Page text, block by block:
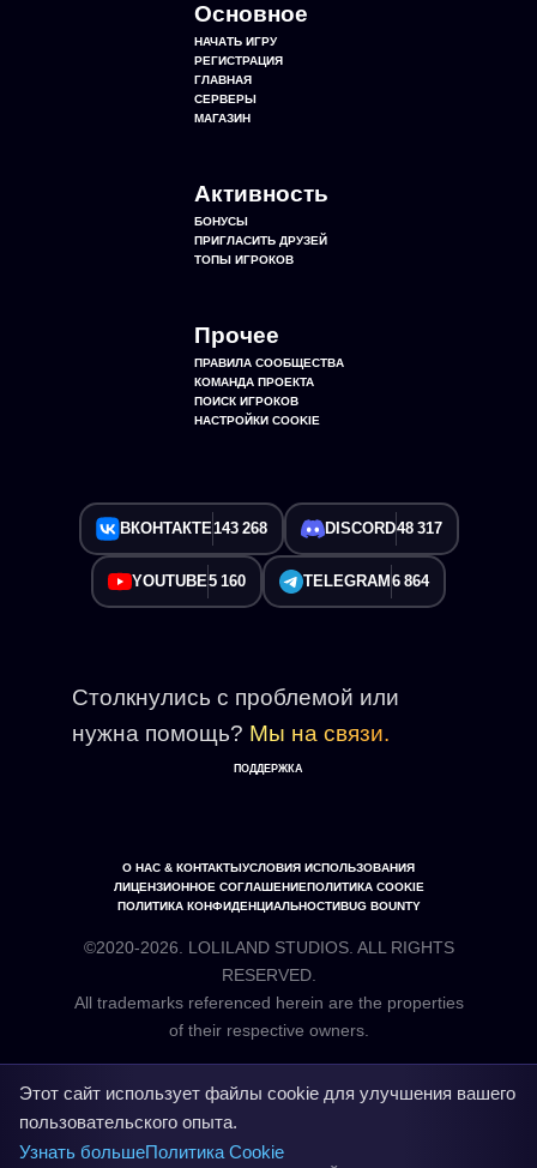
Основное
НАЧАТЬ ИГРУ
РЕГИСТРАЦИЯ
ГЛАВНАЯ
СЕРВЕРЫ
МАГАЗИН
Активность
БОНУСЫ
ПРИГЛАСИТЬ ДРУЗЕЙ
ТОПЫ ИГРОКОВ
Прочее
ПРАВИЛА СООБЩЕСТВА
КОМАНДА ПРОЕКТА
ПОИСК ИГРОКОВ
НАСТРОЙКИ COOKIE
ВКОНТАКТЕ143 268 DISCORD48 317
YOUTUBE5 160 TELEGRAM 6 864
Столкнулись с проблемой или
нужна помощь? Мы на связи.
ПОДДЕРЖКА
О НАС & КОНТАКТЫУСЛОВИЯ ИСПОЛЬЗОВАНИЯ
ЛИЦЕНЗИОННОЕ СОГЛАШЕНИЕПОЛИТИКА COOKIE
ПОЛИТИКА КОНФИДЕНЦИАЛЬНОСТИBUG BOUNTY
©2020-2026. LOLILAND STUDIOS. ALL RIGHTS
RESERVED.
All trademarks referenced herein are the properties
Этот сайт использует файлы cookie для улучшения вашего
пользовательского опыта.
Узнать большеПолитика Cookie